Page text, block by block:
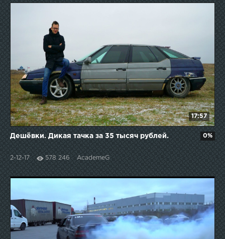
17:57
Дешёвки. Дикая тачка за 35 тысяч рублей.
2-12-17 578 246 AcademeG
0%